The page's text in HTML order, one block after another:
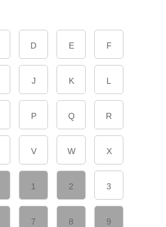
D E F
J K L
P Q R
V W X
1 2 3
7 8 9